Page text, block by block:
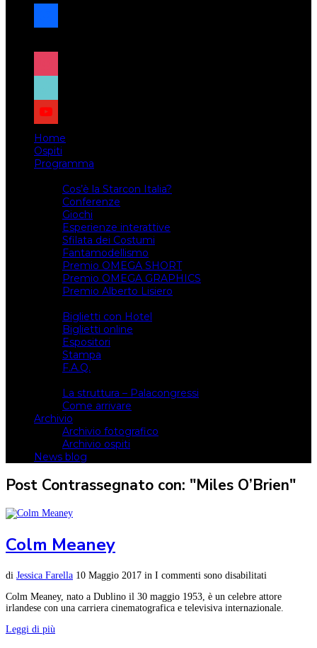
facebook
x
instagram
tiktok
youtube
Home
Ospiti
Programma
Cos’è la Starcon Italia?
Conferenze
Giochi
Esperienze interattive
Sfilata dei Costumi
Fantamodellismo
Premio OMEGA SHORT
Premio OMEGA GRAPHICS
Premio Alberto Lisiero
Biglietti con Hotel
Biglietti online
Espositori
Stampa
F.A.Q.
La struttura – Palacongressi
Come arrivare
Archivio
Archivio fotografico
Archivio ospiti
News blog
Post Contrassegnato con: "Miles O’Brien"
Colm Meaney
di Jessica Farella 10 Maggio 2017 in I commenti sono disabilitati
Colm Meaney, nato a Dublino il 30 maggio 1953, è un celebre attore
irlandese con una carriera cinematografica e televisiva internazionale.
Leggi di più